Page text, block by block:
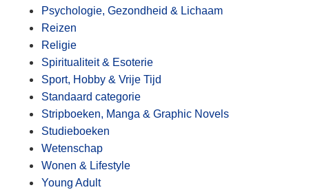
Psychologie, Gezondheid & Lichaam
Reizen
Religie
Spiritualiteit & Esoterie
Sport, Hobby & Vrije Tijd
Standaard categorie
Stripboeken, Manga & Graphic Novels
Studieboeken
Wetenschap
Wonen & Lifestyle
Young Adult